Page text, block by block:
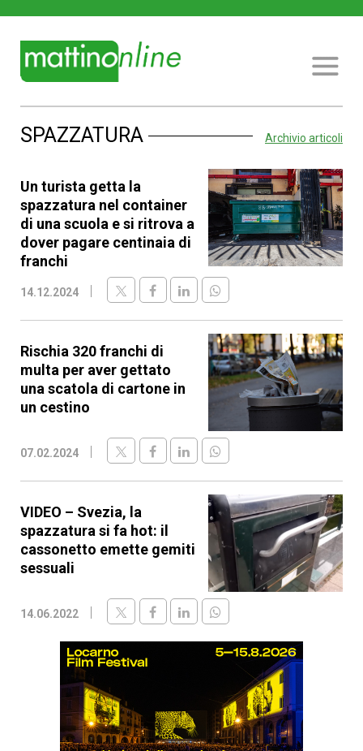
SPAZZATURA Archivio articoli
Un turista getta la
spazzatura nel container
di una scuola e si ritrova a
dover pagare centinaia di
franchi
14.12.2024
Rischia 320 franchi di
multa per aver gettato
una scatola di cartone in
un cestino
07.02.2024
VIDEO – Svezia, la
spazzatura si fa hot: il
cassonetto emette gemiti
sessuali
14.06.2022